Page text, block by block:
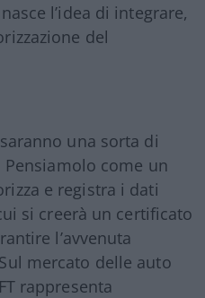
l’idea di integrare,
del
una sorta di
come un
e registra i dati
si creerà un certificato
l’avvenuta
mercato delle auto
rappresenta